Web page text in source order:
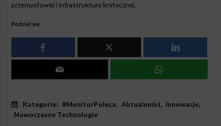
przemysłowej i infrastruktury krytycznej.
Podziel się:
Kategorie: #MonitorPoleca, Aktualności, Innowacje,
Nowoczesne Technologie